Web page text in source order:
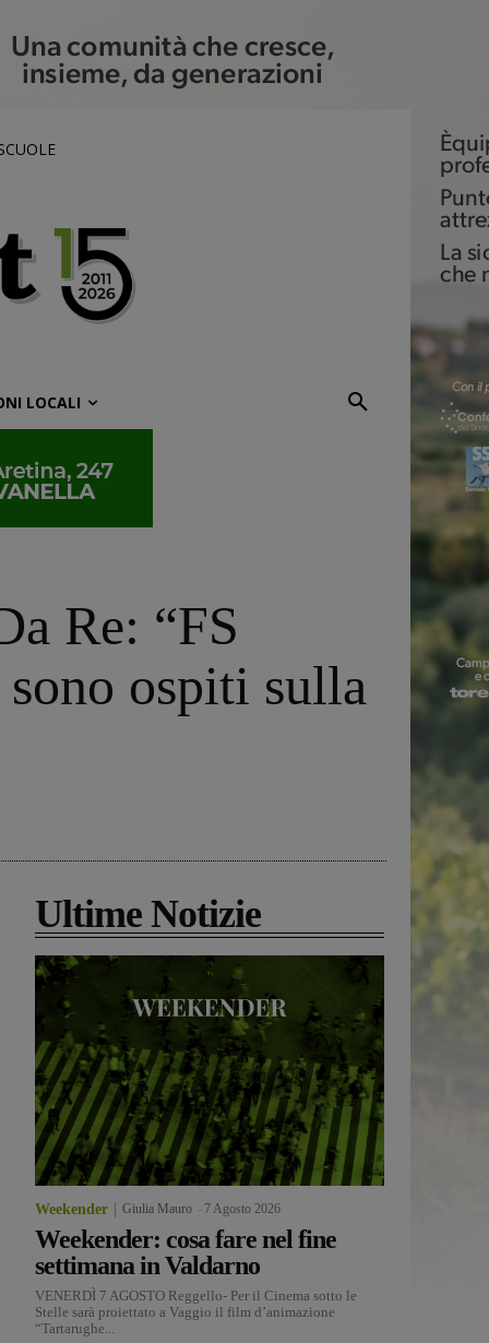
LOCALI
Re: “FS
ospiti sulla
Ultime Notizie
Weekender Giulia Mauro 7 Agosto 2026
Weekender: cosa fare nel fine
settimana in Valdarno
VENERDÌ 7 AGOSTO Reggello- Per il Cinema sotto le
Stelle sarà proiettato a Vaggio il film d’animazione
“Tartarughe...